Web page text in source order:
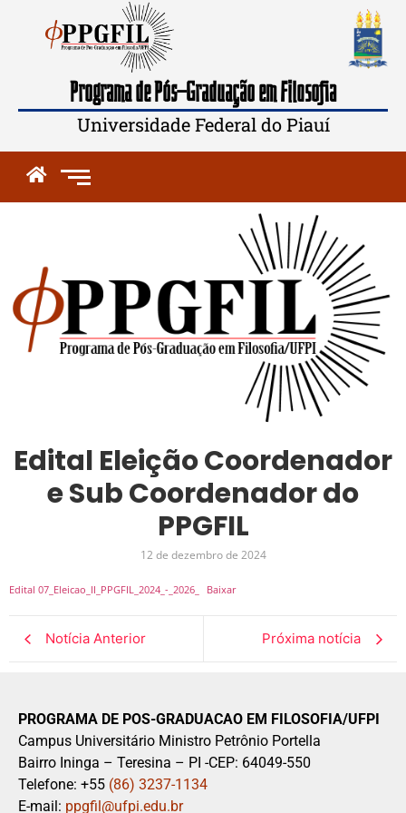
Programa de Pós-Graduação em Filosofia
Universidade Federal do Piauí
Edital Eleição Coordenador
e Sub Coordenador do
PPGFIL
12 de dezembro de 2024
Edital 07_Eleicao_II_PPGFIL_2024_-_2026_ Baixar
Notícia Anterior Próxima notícia
PROGRAMA DE POS-GRADUACAO EM FILOSOFIA/UFPI
Campus Universitário Ministro Petrônio Portella
Bairro Ininga – Teresina – PI -CEP: 64049-550
Telefone: +55 (86) 3237-1134
E-mail: ppgfil@ufpi.edu.br